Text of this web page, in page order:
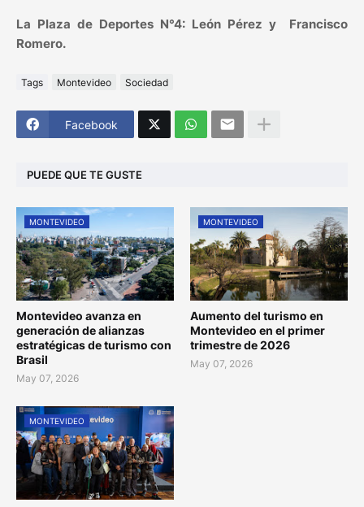
La Plaza de Deportes N°4: León Pérez y Francisco
Romero.
Tags Montevideo Sociedad
Facebook
PUEDE QUE TE GUSTE
MONTEVIDEO
Montevideo avanza en
generación de alianzas
estratégicas de turismo con
Brasil
May 07, 2026
MONTEVIDEO
Aumento del turismo en
Montevideo en el primer
trimestre de 2026
May 07, 2026
MONTEVIDEO